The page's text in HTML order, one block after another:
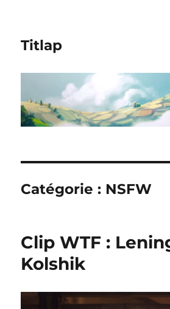
Titlap
Catégorie : NSFW
Clip WTF :
Kolshik